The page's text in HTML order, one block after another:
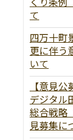
て
四万十町
更に伴う
いて
【意見
デジタル
総合戦略
見募集に